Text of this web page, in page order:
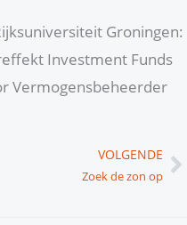
Groningen:
Investment Funds
Vermogensbeheerder
VOLGENDE
Zoek de zon op